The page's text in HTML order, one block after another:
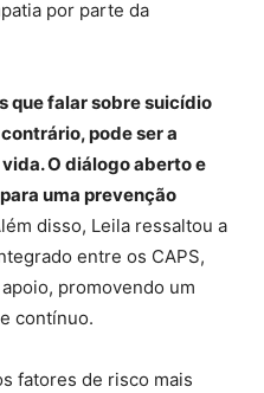
por parte da
que falar sobre suicídio
pode ser a
O diálogo aberto e
uma prevenção
disso, Leila ressaltou a
entre os CAPS,
promovendo um
contínuo.
fatores de risco mais